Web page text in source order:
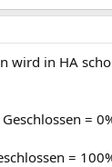
wird in HA
=
=